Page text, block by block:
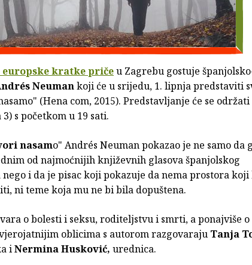
europske kratke pričeu Zagrebu gostuje
Neumankoji će u srijedu, 1. lipnja predstaviti
(Hena com, 2015). Predstavljanje će se održati
s početkom u 19 sati.
nasamo" Andrés Neuman pokazao je ne samo da
od najmoćnijih književnih glasova španjolskog
i da je pisac koji pokazuje da nema prostora koji
ni teme koja mu ne bi bila dopuštena.
o bolesti i seksu, roditeljstvu i smrti, a ponajviše
oblicima s autorom razgovaraju Tanja
iNermina Husković, urednica.